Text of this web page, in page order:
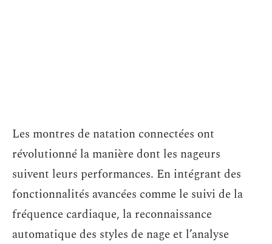
Les montres de natation connectées ont
révolutionné la manière dont les nageurs
suivent leurs performances. En intégrant des
fonctionnalités avancées comme le suivi de la
fréquence cardiaque, la reconnaissance
automatique des styles de nage et l’analyse